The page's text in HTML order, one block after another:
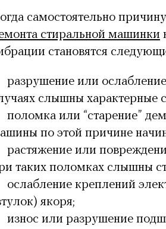
самостоятельно
стиральной машинки
становятся
разрушение или
слышны характерные
поломка или “старение”
по этой причине
растяжение или
таких поломках слышны
ослабление креплений
якоря;
износ или разрушение